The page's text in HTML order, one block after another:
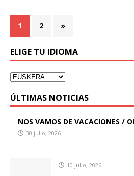
1 2 »
ELIGE TU IDIOMA
ÚLTIMAS NOTICIAS
NOS VAMOS DE VACACIONES /
30 julio, 2026
10 julio, 2026